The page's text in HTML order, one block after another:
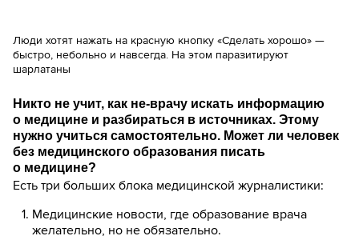
Люди хотят нажать на красную кнопку «Сделать хорошо» —
быстро, небольно и навсегда. На этом паразитируют
шарлатаны
Никто не учит, как не-врачу искать информацию
о медицине и разбираться в источниках. Этому
нужно учиться самостоятельно. Может ли человек
без медицинского образования писать
о медицине?
Есть три больших блока медицинской журналистики:
Медицинские новости, где образование врача
желательно, но не обязательно.